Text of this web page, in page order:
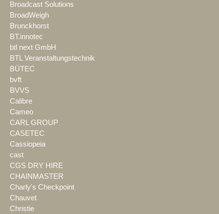
Broadcast Solutions
BroadWeigh
Brunckhorst
BT.innotec
btl next GmbH
BTL Veranstaltungstechnik
BÜTEC
bvft
BVVS
Calibre
Cameo
CARL GROUP
CASETEC
Cassiopeia
cast
CGS DRY HIRE
CHAINMASTER
Charly's Checkpoint
Chauvet
Christie